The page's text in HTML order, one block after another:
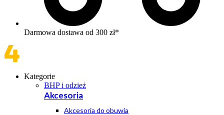
Darmowa dostawa od 300 zł*
Kategorie
BHP i odzież
Akcesoria
Akcesoria do obuwia